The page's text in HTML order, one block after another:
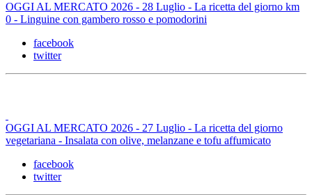
OGGI AL MERCATO 2026 - 28 Luglio - La ricetta del giorno km
0 - Linguine con gambero rosso e pomodorini
facebook
twitter
OGGI AL MERCATO 2026 - 27 Luglio - La ricetta del giorno
vegetariana - Insalata con olive, melanzane e tofu affumicato
facebook
twitter